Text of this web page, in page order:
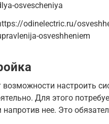
osvescheniya
odinelectric.ru/
osveshheniem
возможности настроить
Для этого
нее. Это